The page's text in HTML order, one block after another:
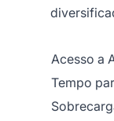
Acesso a
Tempo